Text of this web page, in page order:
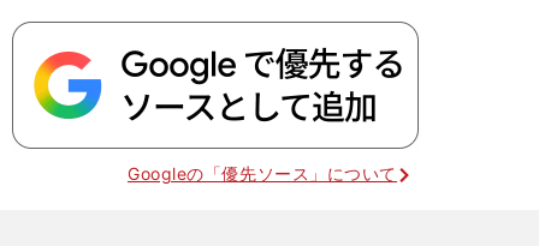
Googleの「優先ソース」について